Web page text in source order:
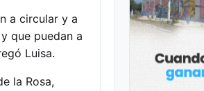
a circular y a
que puedan a
Luisa.
la Rosa,